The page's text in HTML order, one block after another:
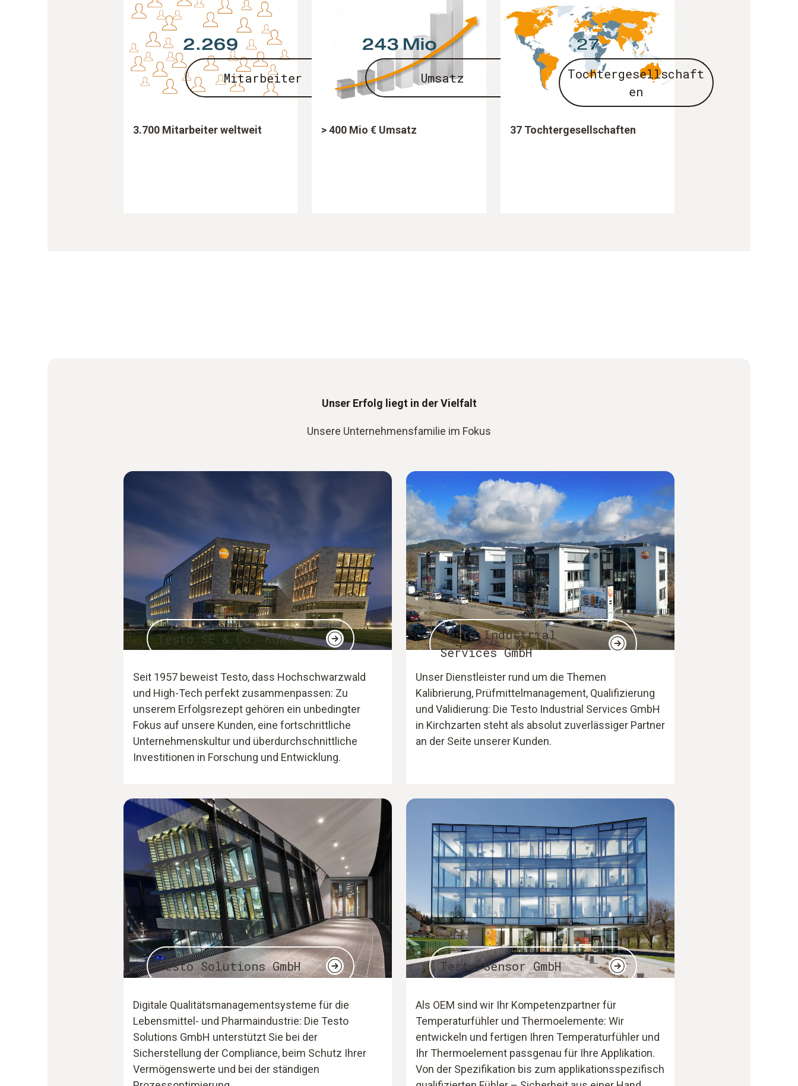
Mitarbeiter
3.700 Mitarbeiter weltweit
Umsatz
> 400 Mio € Umsatz
Tochtergesellschaft
en
37 Tochtergesellschaften
Unser Erfolg liegt in der Vielfalt
Unsere Unternehmensfamilie im Fokus
Testo SE & Co. KGaA
Seit 1957 beweist Testo, dass Hochschwarzwald
und High-Tech perfekt zusammenpassen: Zu
unserem Erfolgsrezept gehören ein unbedingter
Fokus auf unsere Kunden, eine fortschrittliche
Unternehmenskultur und überdurchschnittliche
Investitionen in Forschung und Entwicklung.
Testo Industrial
Services GmbH
Unser Dienstleister rund um die Themen
Kalibrierung, Prüfmittelmanagement, Qualifizierung
und Validierung: Die Testo Industrial Services GmbH
in Kirchzarten steht als absolut zuverlässiger Partner
an der Seite unserer Kunden.
Testo Solutions GmbH
Digitale Qualitätsmanagementsysteme für die
Lebensmittel- und Pharmaindustrie: Die Testo
Solutions GmbH unterstützt Sie bei der
Sicherstellung der Compliance, beim Schutz Ihrer
Vermögenswerte und bei der ständigen
Testo Sensor GmbH
Als OEM sind wir Ihr Kompetenzpartner für
Temperaturfühler und Thermoelemente: Wir
entwickeln und fertigen Ihren Temperaturfühler und
Ihr Thermoelement passgenau für Ihre Applikation.
Von der Spezifikation bis zum applikationsspezifisch